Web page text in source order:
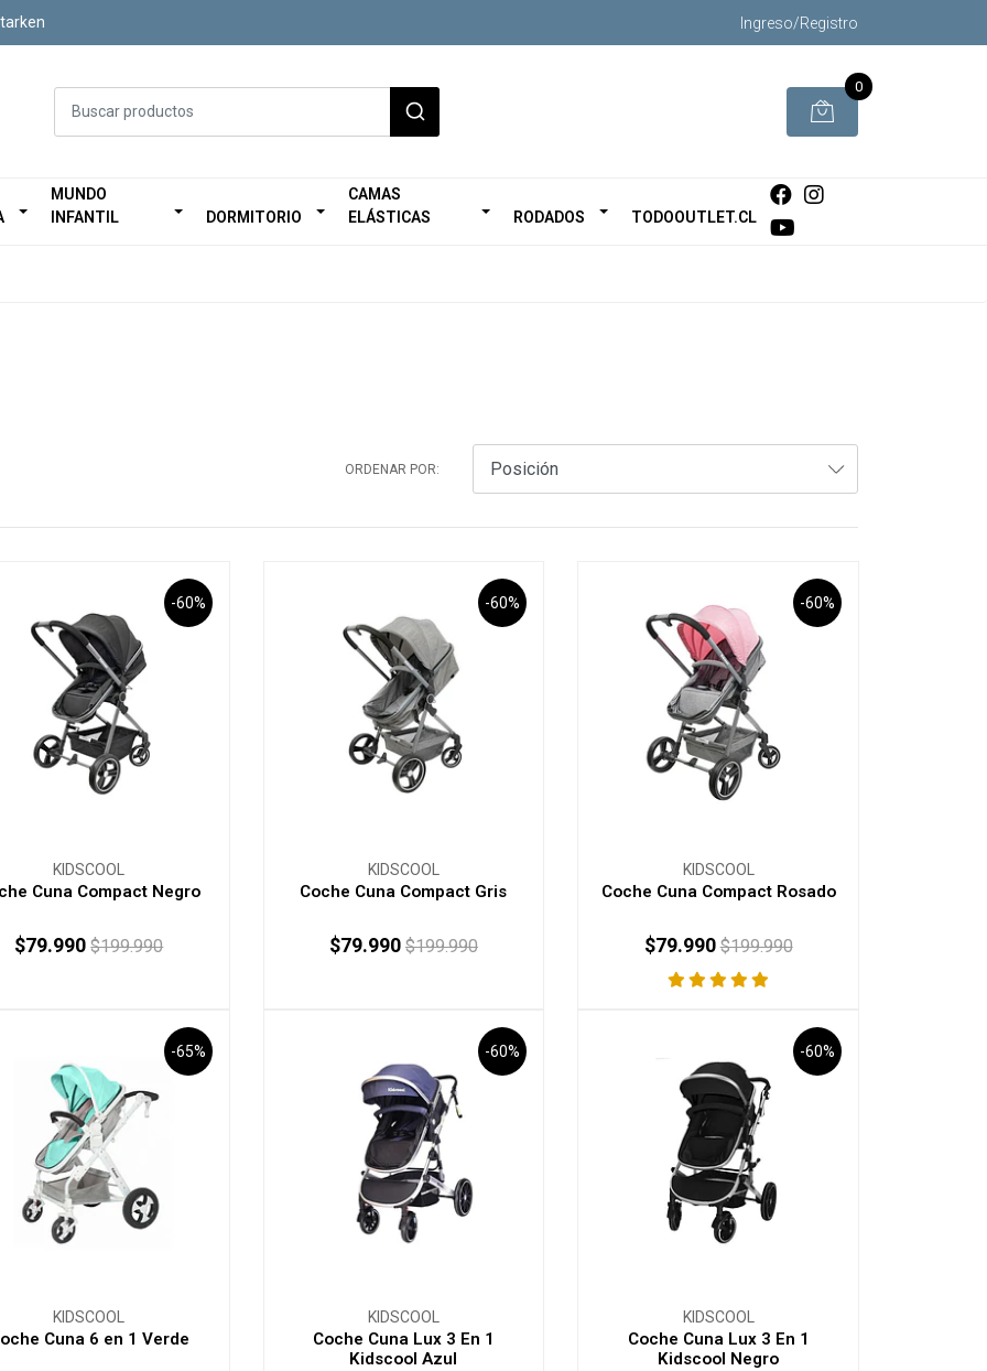
Ingreso/Registro
0
MUNDO
INFANTIL
DORMITORIO
CAMAS
ELÁSTICAS
RODADOS TODOOUTLET.CL
ORDENAR POR:
-60%
KIDSCOOL
Cuna Compact Negro
+
$79.990 $199.990
-60%
KIDSCOOL
Coche Cuna Compact Gris
+
$79.990 $199.990
-60%
KIDSCOOL
Coche Cuna Compact Rosado
+
$79.990 $199.990
-65%
KIDSCOOL
Cuna 6 en 1 Verde
-60%
KIDSCOOL
Coche Cuna Lux 3 En 1
Kidscool Azul
-60%
KIDSCOOL
Coche Cuna Lux 3 En 1
Kidscool Negro